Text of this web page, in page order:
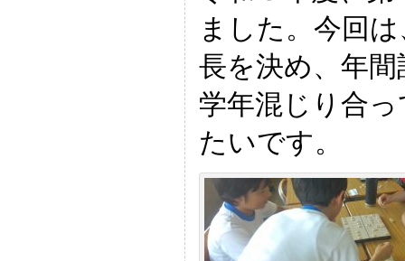
ました。今回
長を決め、年
学年混じり合
たいです。